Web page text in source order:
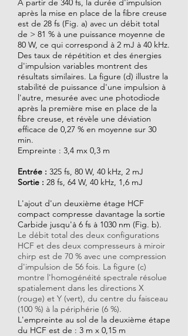
À partir de 340 fs, la durée d'impulsion
après la mise en place de la fibre creuse
est de 28 fs (Fig. a) avec un débit total
de > 81 % à une puissance moyenne de
80 W, ce qui correspond à 2 mJ à 40 kHz.
Des taux de répétition et des énergies
d'impulsion variables montrent des
résultats similaires. La figure (d) illustre la
stabilité de puissance d'une impulsion à
l'autre, mesurée avec une photodiode
après la première mise en place de la
fibre creuse, et révèle une déviation
efficace de 0,27 % en moyenne sur 30
min.
Empreinte : 3,4 mx 0,3 m
Entrée : 325 fs, 80 W, 40 kHz, 2 mJ
Sortie : 28 fs, 64 W, 40 kHz, 1,6 mJ
L'ajout d'un deuxième étage HCF
compact compresse davantage la sortie
Carbide jusqu'à 6 fs à 1030 nm (Fig. b).
Le débit total des deux configurations
HCF et des deux compresseurs à miroir
chirp est de 70 % avec une compression
d'impulsion de 56 fois. La figure (c)
montre l'homogénéité spectrale résolue
spatialement dans les directions X
(rouge) et Y (vert), du centre du faisceau
(100 %) à la périphérie (6 %).
L'empreinte au sol de la deuxième étape
du HCF est de : 3 m x 0,15 m